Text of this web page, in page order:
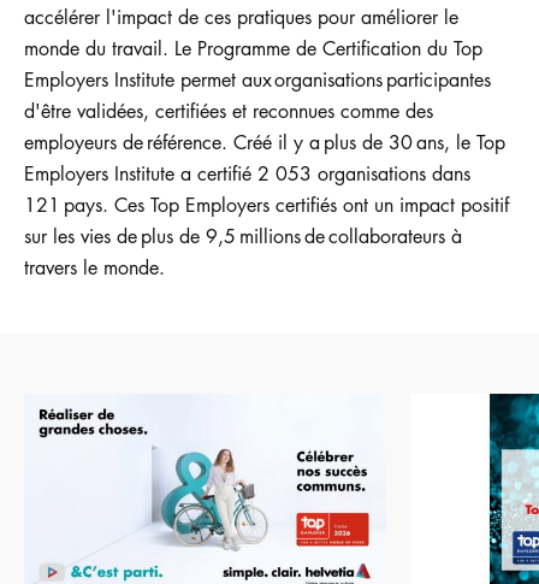
accélérer l'impact de ces pratiques pour améliorer le
monde du travail. Le Programme de Certification du Top
Employers Institute permet aux organisations participantes
d'être validées, certifiées et reconnues comme des
employeurs de référence. Créé il y a plus de 30 ans, le Top
Employers Institute a certifié 2 053 organisations dans
121 pays. Ces Top Employers certifiés ont un impact positif
sur les vies de plus de 9,5 millions de collaborateurs à
travers le monde.